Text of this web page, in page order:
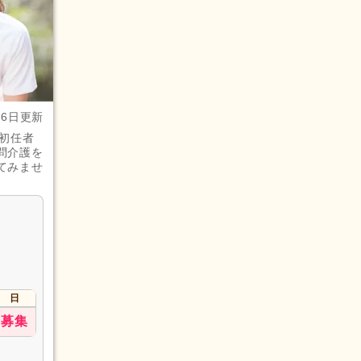
日更新
任者
介護を
みませ
日
募集